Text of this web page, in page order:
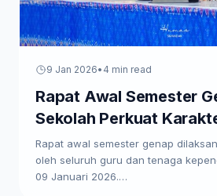
9 Jan 2026• 4 min read
Rapat Awal Semester
Sekolah Perkuat
Paparkan Program Kerja
Rapat awal semester genap
oleh seluruh guru dan tenaga
09 Januari 2026.…